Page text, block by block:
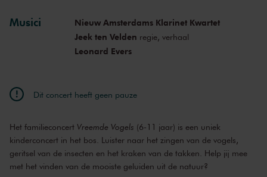
vr 7 mei 2021 13:45 Bekijk concert
12:30
Musici
Nieuw Amsterdams Klarinet Kwartet
Jeek ten Velden regie, verhaal
Leonard Evers
Dit concert heeft geen pauze
Het familieconcert Vreemde Vogels (6-11 jaar) is een uniek
kinderconcert in het bos. Luister naar het zingen van de vogels,
geritsel van de insecten en het kraken van de takken. Help jij mee
met het vinden van de mooiste geluiden uit de natuur?